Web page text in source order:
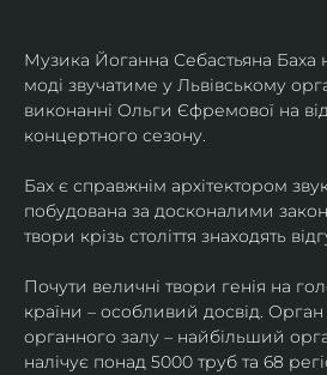
Музика Йоганна Себастьяна Баха
моді звучатиме у Львівському
виконанні Ольги Єфремової на
концертного сезону.
Бах є справжнім архітектором
побудована за досконалими
твори крізь століття знаходять
Почути величні твори генія на
країни – особливий досвід. Орган
органного залу – найбільший
налічує понад 5000 труб та 68